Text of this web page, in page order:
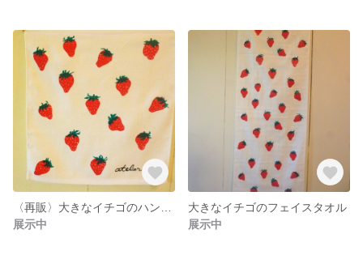
展示中
大きなイチゴのフェイスタオル
展示中